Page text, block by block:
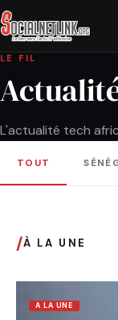
LE FIL
L'actualité tech
TOUT
/À LA UNE
A LA UNE